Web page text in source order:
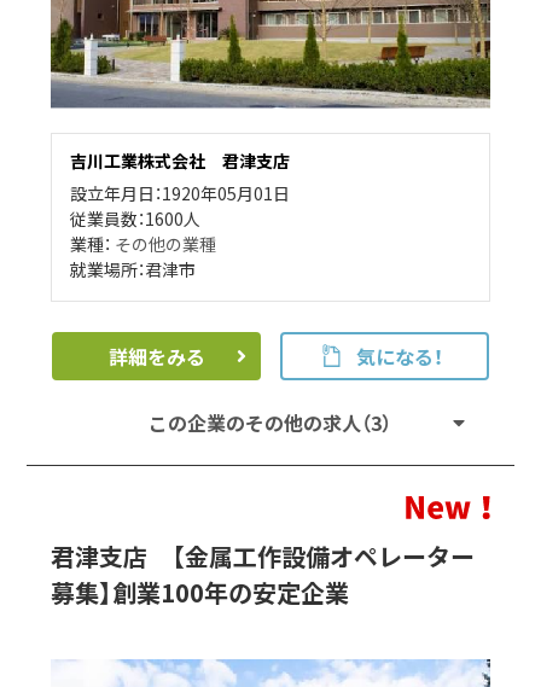
吉川工業株式会社 君津支店
設立年月日：1920年05月01日
従業員数：1600人
業種： その他の業種
就業場所：君津市
詳細をみる 気になる！
この企業のその他の求人（3）
君津支店 【金属工作設備オペレーター
募集】創業100年の安定企業